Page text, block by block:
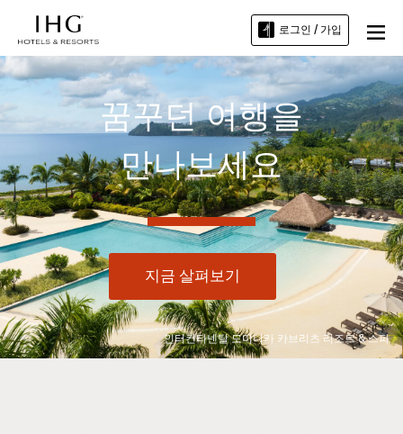
로그인 / 가입
인터컨티넨탈 도미니카 카브리츠 리조트 & 스파
꿈꾸던 여행을
만나보세요
지금 살펴보기